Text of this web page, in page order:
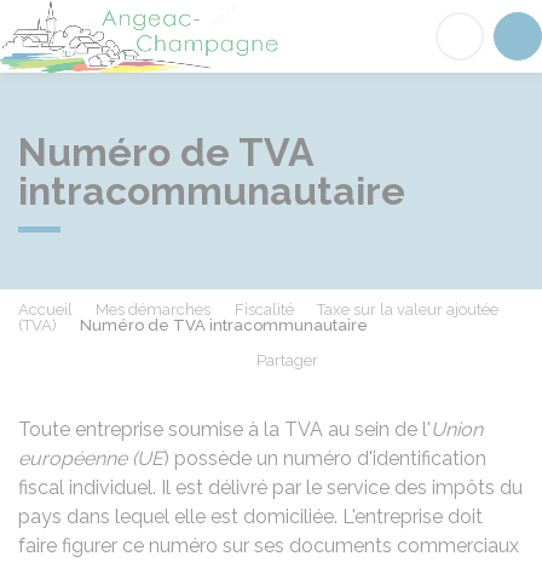
Angeac-Champagne
Numéro de TVA
intracommunautaire
Accueil Mes démarches Fiscalité
Taxe sur la valeur ajoutée
(TVA)
Numéro de TVA intracommunautaire
Partager
Toute entreprise soumise à la TVA au sein de l'Union
européenne (UE) possède un numéro d'identification
fiscal individuel. Il est délivré par le service des impôts du
pays dans lequel elle est domiciliée. L'entreprise doit
faire figurer ce numéro sur ses documents commerciaux